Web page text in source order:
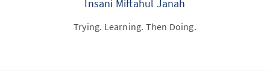
Insani Miftahul Janah
Trying. Learning. Then Doing.